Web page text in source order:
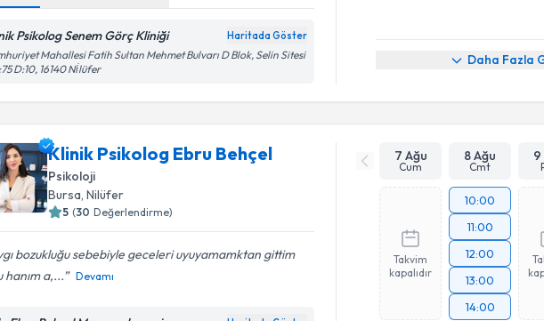
Psikolog Senem Görç Kliniği Haritada Göster
Mahallesi Fatih Sultan Mehmet Bulvarı D Blok, Selin Sitesi
D:10, 16140 Ni̇lüfer
Daha Fazla
Klinik Psikolog Ebru Behçel
Psikoloji
Bursa, Nilüfer
5 (30 Değerlendirme)
bozukluğu sebebiyle geceleri uyuyamamktan gittim
hanım a,...
Devamı
7 Ağu
Cum
8 Ağu
Cmt
9
Takvim
kapalıdır
10:00
11:00
12:00
13:00
14:00